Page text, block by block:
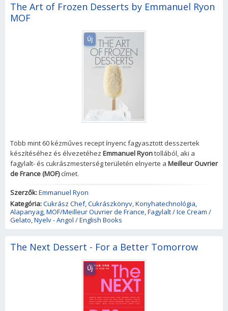
The Art of Frozen Desserts by Emmanuel Ryon
MOF
Új
Több mint 60 kézműves recept ínyenc fagyasztott desszertek
készítéséhez és élvezetéhez Emmanuel Ryontollából, aki a
fagylalt- és cukrászmesterség területén elnyerte a Meilleur Ouvrier
de France (MOF)címet.
Szerzők:Emmanuel Ryon
Kategória:Cukrász Chef,Cukrászkönyv,Konyhatechnológia,
Alapanyag,MOF/Meilleur Ouvrier de France,Fagylalt / Ice Cream /
Gelato,Nyelv - Angol / English Books
The Next Dessert - For a Better Tomorrow
Új